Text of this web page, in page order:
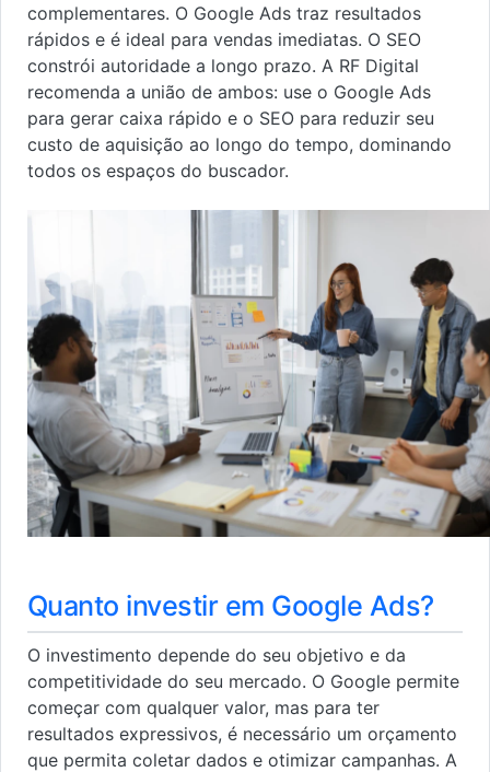
complementares. O Google Ads traz resultados
rápidos e é ideal para vendas imediatas. O SEO
constrói autoridade a longo prazo. A RF Digital
recomenda a união de ambos: use o Google Ads
para gerar caixa rápido e o SEO para reduzir seu
custo de aquisição ao longo do tempo, dominando
todos os espaços do buscador.
Quanto investir em Google Ads?
O investimento depende do seu objetivo e da
competitividade do seu mercado. O Google permite
começar com qualquer valor, mas para ter
resultados expressivos, é necessário um orçamento
que permita coletar dados e otimizar campanhas. A